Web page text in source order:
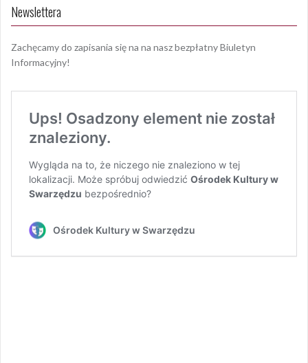
Newslettera
Zachęcamy do zapisania się na na nasz bezpłatny Biuletyn
Informacyjny!